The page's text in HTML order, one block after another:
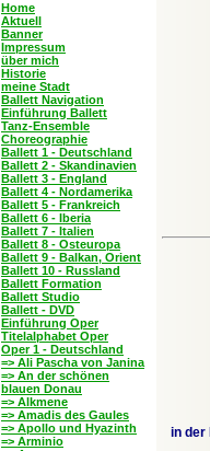
Home
Aktuell
Banner
Impressum
über mich
Historie
meine Stadt
Ballett Navigation
Einführung Ballett
Tanz-Ensemble
Choreographie
Ballett 1 - Deutschland
Ballett 2 - Skandinavien
Ballett 3 - England
Ballett 4 - Nordamerika
Ballett 5 - Frankreich
Ballett 6 - Iberia
Ballett 7 - Italien
Ballett 8 - Osteuropa
Ballett 9 - Balkan, Orient
Ballett 10 - Russland
Ballett Formation
Ballett Studio
Ballett - DVD
Einführung Oper
Titelalphabet Oper
Oper 1 - Deutschland
=> Ali Pascha von Janina
=> An der schönen
blauen Donau
=> Alkmene
=> Amadis des Gaules
=> Apollo und Hyazinth
=> Arminio
in der